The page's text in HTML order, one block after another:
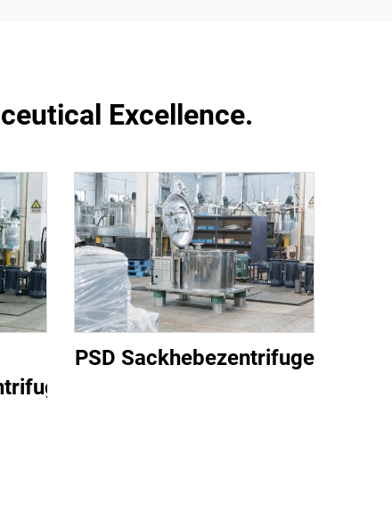
Excellence.
PSD Sackhebezentrifuge